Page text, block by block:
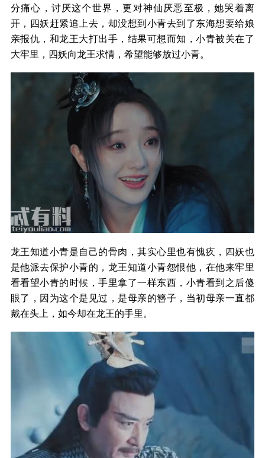
分痛心，讨厌这个世界，更对神仙厌恶至极，她哭着离
开，四妖赶紧追上去，却没想到小青去到了东海想要给娘
亲报仇，和龙王大打出手，结果可想而知，小青被关在了
大牢里，四妖向龙王求情，希望能够放过小青。
龙王知道小青是自己的骨肉，其实心里也有愧疚，四妖也
是他派去保护小青的，龙王知道小青怨恨他，在他来牢里
看看望小青的时候，手里拿了一样东西，小青看到之后傻
眼了，因为这个是见过，是母亲的簪子，当初母亲一直都
戴在头上，如今却在龙王的手里。